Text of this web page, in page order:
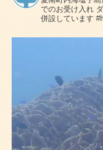
でのお受け入れ
併設しています